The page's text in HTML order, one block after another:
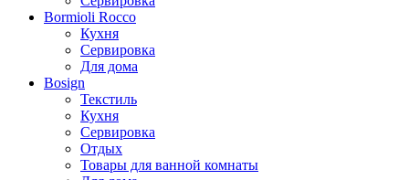
Bormioli Rocco
Кухня
Сервировка
Для дома
Bosign
Текстиль
Кухня
Сервировка
Отдых
Товары для ванной комнаты